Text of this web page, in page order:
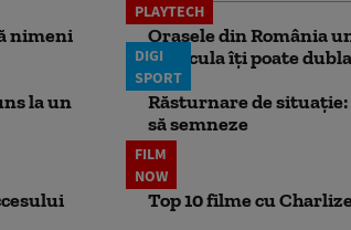
nimeni
PLAYTECH
Orașele din România
Canicula îți poate
la un
DIGI
SPORT
Răsturnare de situație:
să semneze
FILM
NOW
Top 10 filme cu